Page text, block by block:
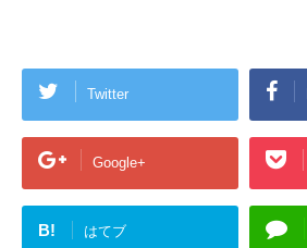
Twitter
Google+
B! はてブ